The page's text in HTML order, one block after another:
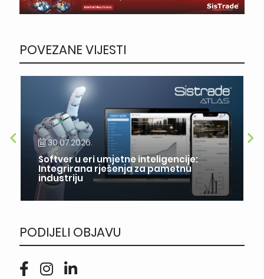
POVEZANE VIJESTI
30.07.2026.
Softver u eri umjetne inteligencije:
Integrirana rješenja za pametnu
industriju
PODIJELI OBJAVU